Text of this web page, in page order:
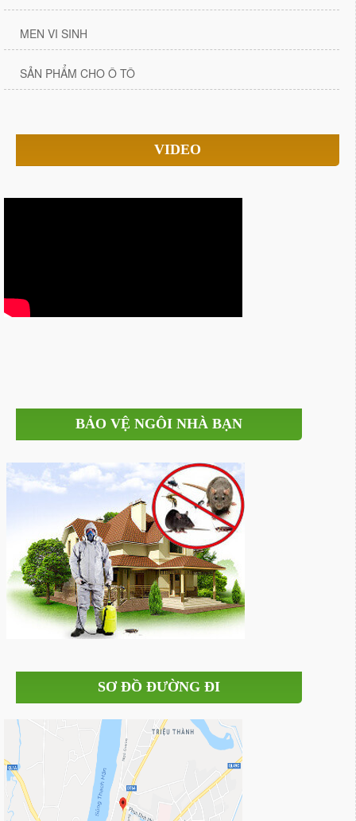
MEN VI SINH
SẢN PHẨM CHO Ô TÔ
VIDEO
BẢO VỆ NGÔI NHÀ BẠN
SƠ ĐỒ ĐƯỜNG ĐI